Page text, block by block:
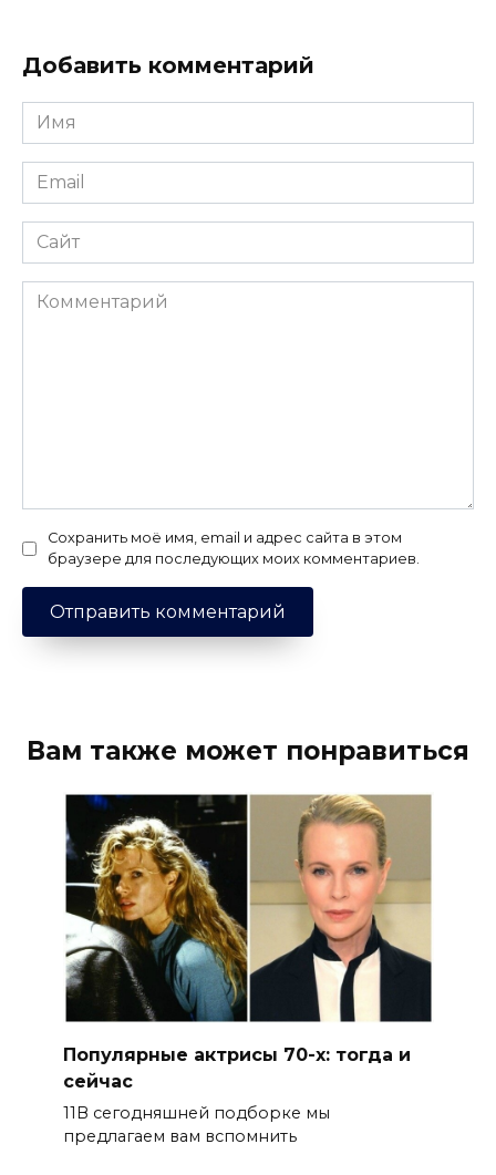
Добавить комментарий
Имя
*
Email
*
Сайт
Комментарий
Сохранить моё имя, email и адрес сайта в этом
браузере для последующих моих комментариев.
Вам также может понравиться
Популярные актрисы 70-х: тогда и
сейчас
11В сегодняшней подборке мы
предлагаем вам вспомнить